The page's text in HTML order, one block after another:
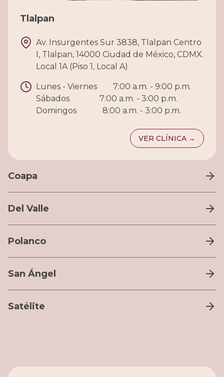
Tlalpan
Av. Insurgentes Sur 3838, Tlalpan Centro
I, Tlalpan, 14000 Ciudad de México, CDMX.
Local 1A (Piso 1, Local A)
Lunes - Viernes
7:00 a.m. - 9:00 p.m.
Sábados
7:00 a.m. - 3:00 p.m.
Domingos
8:00 a.m. - 3:00 p.m.
VER CLÍNICA →
Coapa
Del Valle
Polanco
San Ángel
Satélite